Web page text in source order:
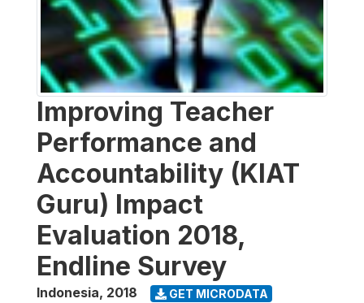
Improving Teacher
Performance and
Accountability (KIAT
Guru) Impact
Evaluation 2018,
Endline Survey
Indonesia, 2018 GET MICRODATA